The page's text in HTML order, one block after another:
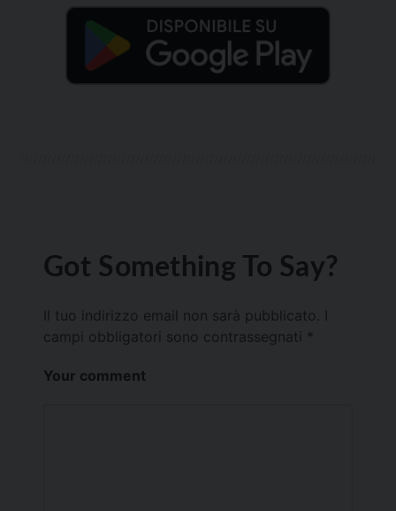
Got Something To Say?
Il tuo indirizzo email non sarà pubblicato.
campi obbligatori sono contrassegnati *
Your comment